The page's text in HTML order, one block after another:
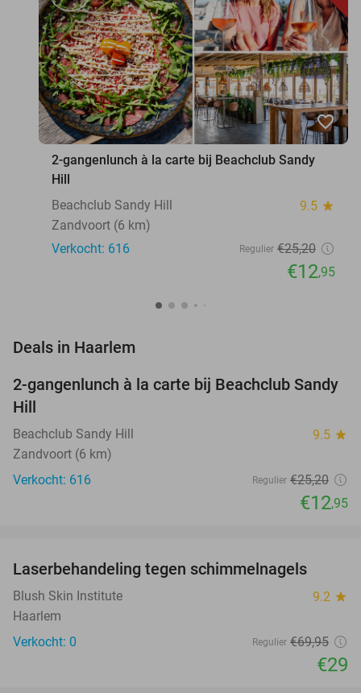
favorite_border
2-gangenlunch à la carte bij Beachclub Sandy
Hill
Beachclub Sandy Hill
9.5 star
Zandvoort (6 km)
Verkocht: 616
Regulier €25,20
€12,95
Deals in Haarlem
49%
2-gangenlunch à la carte bij Beachclub Sandy
Hill
Beachclub Sandy Hill 9.5 star
Zandvoort (6 km)
Verkocht: 616
Regulier €25,20
€12,95
TODAY
Laserbehandeling tegen schimmelnagels
Blush Skin Institute 9.2 star
Haarlem
Verkocht: 0
Regulier €69,95
€29